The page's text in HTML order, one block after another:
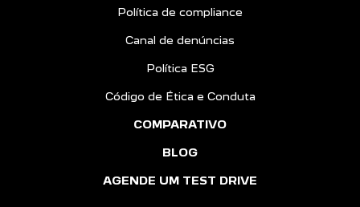
Política de compliance
Canal de denúncias
Política ESG
Código de Ética e Conduta
COMPARATIVO
BLOG
AGENDE UM TEST DRIVE